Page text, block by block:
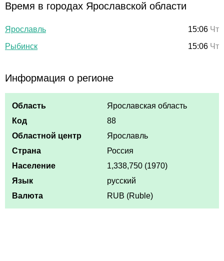
Время в городах Ярославской области
Ярославль 15:06 Чт
Рыбинск
15:06 Чт
Информация о регионе
Область
Ярославская область
Код
88
Областной центр
Ярославль
Страна
Россия
Население
1,338,750 (1970)
Язык
русский
Валюта
RUB (Ruble)